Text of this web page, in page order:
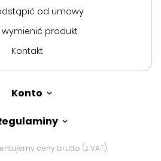
od umowy
wymienić produkt
Kontakt
Konto
ceny brutto (z VAT).